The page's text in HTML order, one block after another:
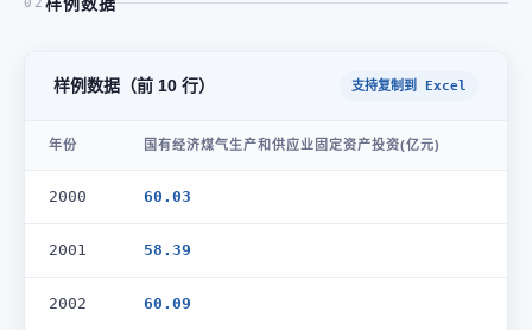
02
样例数据（前 10 行） 支持复制到 Excel
年份 国有经济煤气生产和供应业固定资产投资(亿元)
2000 60.03
2001 58.39
2002 60.09